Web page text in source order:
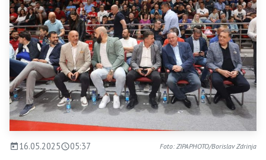
16.05.2025 05:37 Foto: ZIPAPHOTO/Borislav Zdrinja